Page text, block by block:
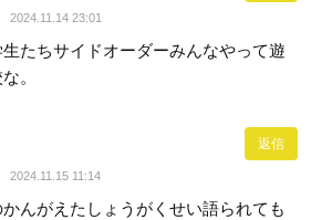
2024.11.14 23:01
たちサイドオーダーみんなやって遊
。
返信
2024.11.15 11:14
んがえたしょうがくせい語られても